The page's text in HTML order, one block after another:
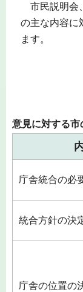
市民説明会
の主な内容に
ます。
意見に対する市
庁舎統合の必
統合方針の決
庁舎の位置の